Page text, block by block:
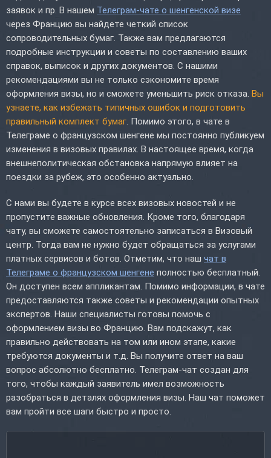
заявок и пр. В нашем Телеграм-чате о шенгенской визе
через Францию вы найдете четкий список
сопроводительных бумаг. Также вам предлагаются
подробные инструкции и советы по составлению ваших
справок, выписок и других документов. С нашими
рекомендациями вы не только сэкономите время
оформления визы, но и сможете уменьшить риск отказа. Вы
узнаете, как избежать типичных ошибок и подготовить
правильный комплект бумаг . Помимо этого, в чате в
Телеграме о французском шенгене мы постоянно публикуем
изменения в визовых правилах. В настоящее время, когда
внешнеполитическая обстановка напрямую влияет на
поездки за рубеж, это особенно актуально.
С нами вы будете в курсе всех визовых новостей и не
пропустите важные обновления. Кроме того, благодаря
чату, вы сможете самостоятельно записаться в Визовый
центр. Тогда вам не нужно будет обращаться за услугами
платных сервисов и ботов. Отметим, что наш чат в
Телеграме о французском шенгене полностью бесплатный.
Он доступен всем аппликантам. Помимо информации, в чате
предоставляются также советы и рекомендации опытных
экспертов. Наши специалисты готовы помочь с
оформлением визы во Францию. Вам подскажут, как
правильно действовать на том или ином этапе, какие
требуются документы и т.д. Вы получите ответ на ваш
вопрос абсолютно бесплатно. Телеграм-чат создан для
того, чтобы каждый заявитель имел возможность
разобраться в деталях оформления визы. Наш чат поможет
вам пройти все шаги быстро и просто.